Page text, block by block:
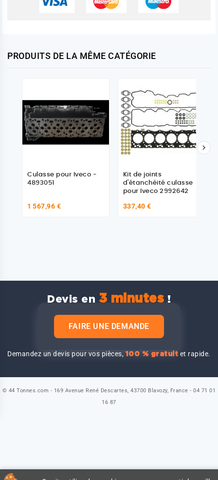
PRODUITS DE LA MÊME CATÉGORIE
Culasse pour Iveco -
4893051
1 567,96 €
Kit de joints
d'étanchéité culasse
pour Iveco 2992642
337,40 €

Devis en 3 minutes !
FAIRE UNE DEMANDE
Demandez un devis pour vos pièces,100 % gratuit et rapide.
© 44 Tonnes.com - 169 Avenue René Descartes, 43700 Blavozy, France - 04 71 01
16 87